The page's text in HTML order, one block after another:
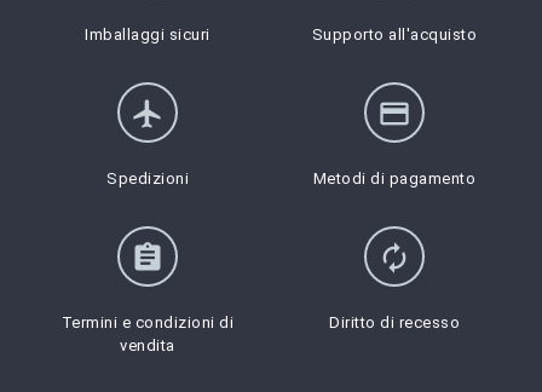
Imballaggi sicuri Supporto all'acquisto
flight
Spedizioni
credit_card
Metodi di pagamento
assignment
Termini e condizioni di
vendita
autorenew
Diritto di recesso